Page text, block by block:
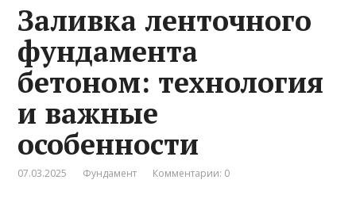
Заливка ленточного
фундамента
бетоном: технология
и важные
особенности
07.03.2025 Фундамент Комментарии: 0